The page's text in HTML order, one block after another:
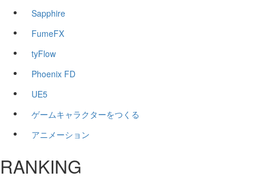
Sapphire
FumeFX
tyFlow
Phoenix FD
UE5
ゲームキャラクターをつくる
アニメーション
RANKING